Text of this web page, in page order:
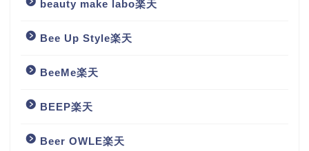
beauty make labo楽天
Bee Up Style楽天
BeeMe楽天
BEEP楽天
Beer OWLE楽天